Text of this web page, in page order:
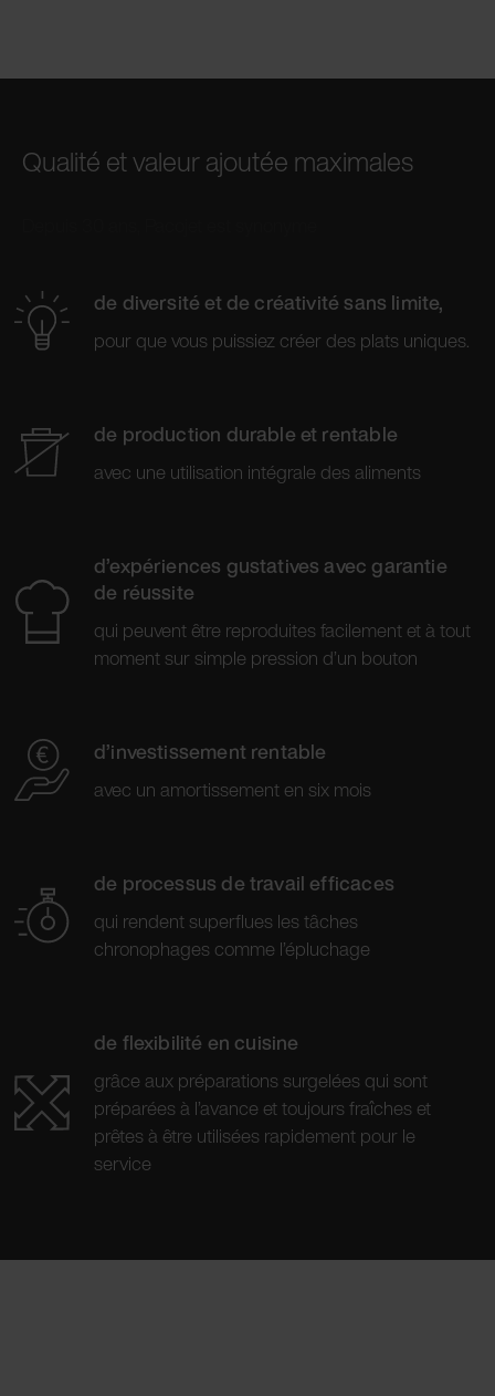
Qualité et valeur ajoutée maximales
de diversité et de créativité sans limite,
pour que vous puissiez créer des plats uniques.
de production durable et rentable
avec une utilisation intégrale des aliments
d’expériences gustatives avec garantie
de réussite
qui peuvent être reproduites facilement et à tout
moment sur simple pression d’un bouton
d’investissement rentable
avec un amortissement en six mois
de processus de travail efficaces
qui rendent superflues les tâches
chronophages comme l’épluchage
de flexibilité en cuisine
grâce aux préparations surgelées qui sont
préparées à l’avance et toujours fraîches et
prêtes à être utilisées rapidement pour le
service